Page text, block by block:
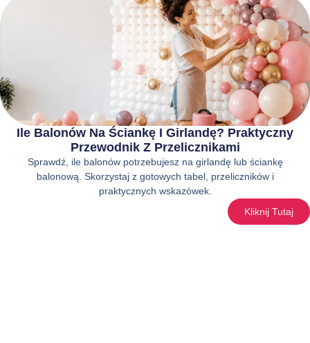
Ile Balonów Na Ściankę I Girlandę? Praktyczny
Przewodnik Z Przelicznikami
Sprawdź, ile balonów potrzebujesz na girlandę lub ściankę
balonową. Skorzystaj z gotowych tabel, przeliczników i
praktycznych wskazówek.
Kliknij Tutaj